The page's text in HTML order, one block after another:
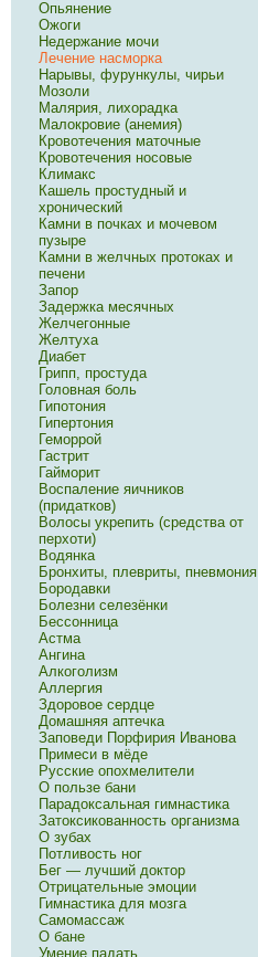
Опьянение
Ожоги
Недержание мочи
Лечение насморка
Нарывы, фурункулы, чирьи
Мозоли
Малярия, лихорадка
Малокровие (анемия)
Кровотечения маточные
Кровотечения носовые
Климакс
Кашель простудный и
хронический
Камни в почках и мочевом
пузыре
Камни в желчных протоках и
печени
Запор
Задержка месячных
Желчегонные
Желтуха
Диабет
Грипп, простуда
Головная боль
Гипотония
Гипертония
Геморрой
Гастрит
Гайморит
Воспаление яичников
(придатков)
Волосы укрепить (средства от
перхоти)
Водянка
Бронхиты, плевриты, пневмония
Бородавки
Болезни селезёнки
Бессонница
Астма
Ангина
Алкоголизм
Аллергия
Здоровое сердце
Домашняя аптечка
Заповеди Порфирия Иванова
Примеси в мёде
Русские опохмелители
О пользе бани
Парадоксальная гимнастика
Затоксикованность организма
О зубах
Потливость ног
Бег — лучший доктор
Отрицательные эмоции
Гимнастика для мозга
Самомассаж
О бане
Умение падать